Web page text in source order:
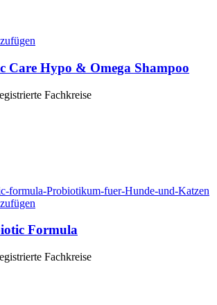
Care Hypo & Omega Shampoo
Fachkreise
Formula
Fachkreise